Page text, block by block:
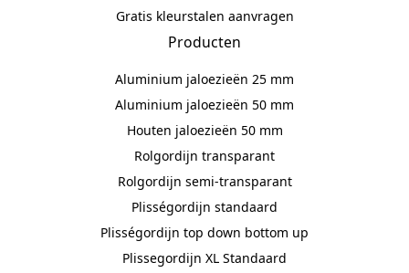
Gratis kleurstalen aanvragen
Producten
Aluminium jaloezieën 25 mm
Aluminium jaloezieën 50 mm
Houten jaloezieën 50 mm
Rolgordijn transparant
Rolgordijn semi-transparant
Plisségordijn standaard
Plisségordijn top down bottom up
Plissegordijn XL Standaard